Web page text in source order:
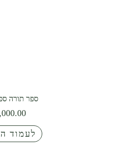
ספר תורה
לעמוד